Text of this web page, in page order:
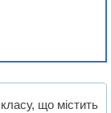
що містить